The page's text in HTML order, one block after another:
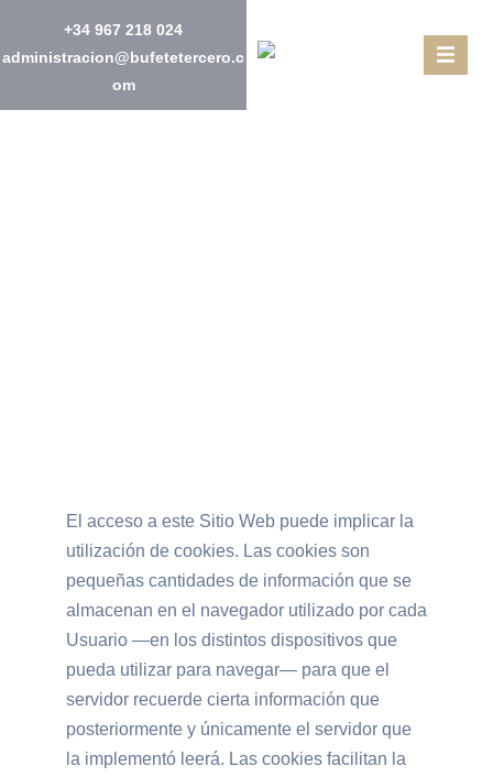
+34 967 218 024
administracion@bufetetercero.c
om
El acceso a este Sitio Web puede implicar la
utilización de cookies. Las cookies son
pequeñas cantidades de información que se
almacenan en el navegador utilizado por cada
Usuario —en los distintos dispositivos que
pueda utilizar para navegar— para que el
servidor recuerde cierta información que
posteriormente y únicamente el servidor que
la implementó leerá. Las cookies facilitan la